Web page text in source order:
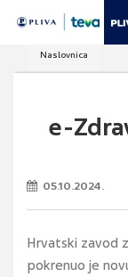
Naslovnica
e-
05.10.2024.
Hrvatski zavod
pokrenuo je